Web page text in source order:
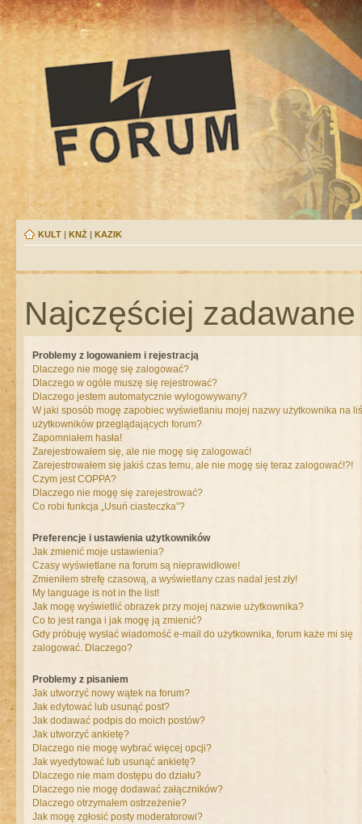
KULT | KNŻ | KAZIK
Najczęściej
Problemy z logowaniem i rejestracją
Dlaczego nie mogę się zalogować?
Dlaczego w ogóle muszę się rejestrować?
Dlaczego jestem automatycznie wylogowywany?
W jaki sposób mogę zapobiec wyświetlaniu mojej nazwy użytkownika na
użytkowników przeglądających forum?
Zapomniałem hasła!
Zarejestrowałem się, ale nie mogę się zalogować!
Zarejestrowałem się jakiś czas temu, ale nie mogę się teraz zalogować!?!
Czym jest COPPA?
Dlaczego nie mogę się zarejestrować?
Co robi funkcja „Usuń ciasteczka”?
Preferencje i ustawienia użytkowników
Jak zmienić moje ustawienia?
Czasy wyświetlane na forum są nieprawidłowe!
Zmieniłem strefę czasową, a wyświetlany czas nadal jest zły!
My language is not in the list!
Jak mogę wyświetlić obrazek przy mojej nazwie użytkownika?
Co to jest ranga i jak mogę ją zmienić?
Gdy próbuję wysłać wiadomość e-mail do użytkownika, forum każe mi się
zalogować. Dlaczego?
Problemy z pisaniem
Jak utworzyć nowy wątek na forum?
Jak edytować lub usunąć post?
Jak dodawać podpis do moich postów?
Jak utworzyć ankietę?
Dlaczego nie mogę wybrać więcej opcji?
Jak wyedytować lub usunąć ankietę?
Dlaczego nie mam dostępu do działu?
Dlaczego nie mogę dodawać załączników?
Dlaczego otrzymałem ostrzeżenie?
Jak mogę zgłosić posty moderatorowi?